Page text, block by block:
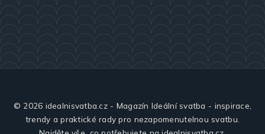
© 2026 idealnisvatba.cz - Magazín Ideální svatba - inspirace,
trendy a praktické rady pro nezapomenutelnou svatbu.